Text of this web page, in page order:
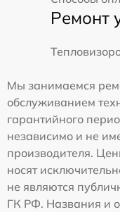
Ремонт
Мы занимаемся
обслуживанием
гарантийного
независимо и не
производителя.
носят
не являются
ГК РФ. Названия и